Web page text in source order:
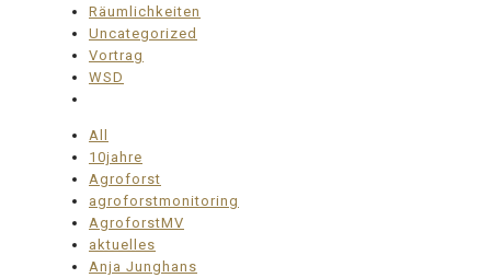
Räumlichkeiten
Uncategorized
Vortrag
WSD
All
10jahre
Agroforst
agroforstmonitoring
AgroforstMV
aktuelles
Anja Junghans